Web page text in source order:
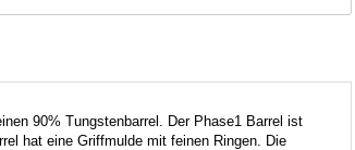
90% Tungstenbarrel. Der Phase1 Barrel ist
hat eine Griffmulde mit feinen Ringen. Die